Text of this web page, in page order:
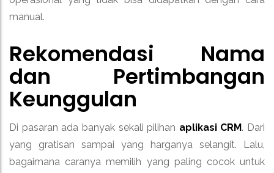
manual.
Rekomendasi Nama
dan Pertimbangan
Keunggulan
Di pasaran ada banyak sekali pilihan aplikasi CRM. Dari
yang gratisan sampai yang harganya selangit. Lalu,
bagaimana caranya memilih yang paling cocok untuk